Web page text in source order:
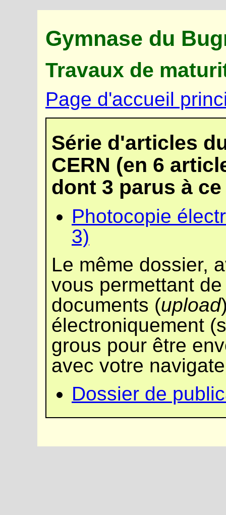
Gymnase du
Travaux de
Page d'accueil
Série d'articles
CERN (en 6
dont 3 parus à
Photocopie
3)
Le même dossier,
vous permettant
documents (upload
électroniquement
grous pour être
avec votre
Dossier de